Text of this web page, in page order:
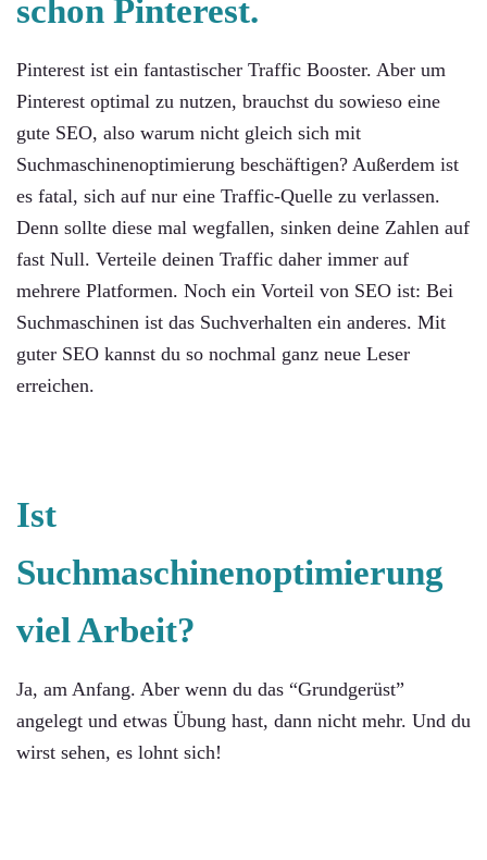
schon Pinterest.
Pinterest ist ein fantastischer Traffic Booster. Aber um
Pinterest optimal zu nutzen, brauchst du sowieso eine
gute SEO, also warum nicht gleich sich mit
Suchmaschinenoptimierung beschäftigen? Außerdem ist
es fatal, sich auf nur eine Traffic-Quelle zu verlassen.
Denn sollte diese mal wegfallen, sinken deine Zahlen auf
fast Null. Verteile deinen Traffic daher immer auf
mehrere Platformen. Noch ein Vorteil von SEO ist: Bei
Suchmaschinen ist das Suchverhalten ein anderes. Mit
guter SEO kannst du so nochmal ganz neue Leser
erreichen.
Ist
Suchmaschinenoptimierung
viel Arbeit?
Ja, am Anfang. Aber wenn du das “Grundgerüst”
angelegt und etwas Übung hast, dann nicht mehr. Und du
wirst sehen, es lohnt sich!